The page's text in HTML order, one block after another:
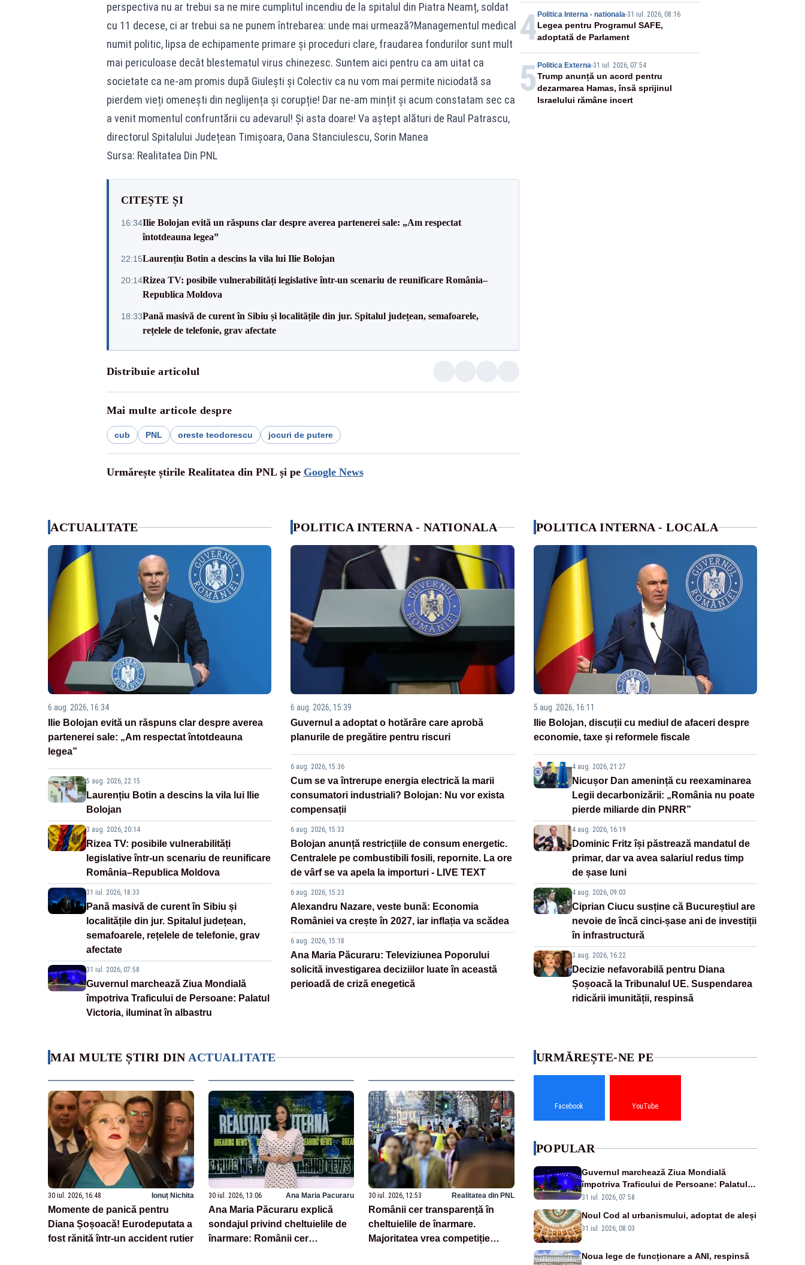
perspectiva nu ar trebui sa ne mire cumplitul incendiu de la spitalul din Piatra Neamț, soldat
cu 11 decese, ci ar trebui sa ne punem întrebarea: unde mai urmează?Managementul medical
numit politic, lipsa de echipamente primare și proceduri clare, fraudarea fondurilor sunt mult
mai periculoase decât blestematul virus chinezesc. Suntem aici pentru ca am uitat ca
societate ca ne-am promis după Giulești și Colectiv ca nu vom mai permite niciodată sa
pierdem vieți omenești din neglijența și corupție! Dar ne-am mințit și acum constatam sec ca
a venit momentul confruntării cu adevarul! Și asta doare! Va aștept alături de Raul Patrascu,
directorul Spitalului Județean Timișoara, Oana Stanciulescu, Sorin Manea
Sursa: Realitatea Din PNL
CITEȘTE ȘI
16:34Ilie Bolojan evită un răspuns clar despre averea partenerei sale: „Am respectat
întotdeauna legea”
22:15Laurențiu Botin a descins la vila lui Ilie Bolojan
20:14Rizea TV: posibile vulnerabilități legislative într-un scenariu de reunificare România–
Republica Moldova
18:33Pană masivă de curent în Sibiu și localitățile din jur. Spitalul județean, semafoarele,
rețelele de telefonie, grav afectate
Distribuie articolul
Mai multe articole despre
cub PNL oreste teodorescu jocuri de putere
Urmărește știrile Realitatea din PNL și pe Google News
4 Politica Interna - nationala-31 iul. 2026, 08:16
Legea pentru Programul SAFE,
adoptată de Parlament
5 Politica Externa-31 iul. 2026, 07:54
Trump anunță un acord pentru
dezarmarea Hamas, însă sprijinul
Israelului rămâne incert
ACTUALITATE
6 aug. 2026, 16:34
Ilie Bolojan evită un răspuns clar despre averea
partenerei sale: „Am respectat întotdeauna
legea”
5 aug. 2026, 22:15
Laurențiu Botin a descins la vila lui Ilie
Bolojan
3 aug. 2026, 20:14
Rizea TV: posibile vulnerabilități
legislative într-un scenariu de reunificare
România–Republica Moldova
31 iul. 2026, 18:33
Pană masivă de curent în Sibiu și
localitățile din jur. Spitalul județean,
semafoarele, rețelele de telefonie, grav
afectate
31 iul. 2026, 07:58
Guvernul marchează Ziua Mondială
împotriva Traficului de Persoane: Palatul
Victoria, iluminat în albastru
POLITICA INTERNA - NATIONALA
6 aug. 2026, 15:39
Guvernul a adoptat o hotărâre care aprobă
planurile de pregătire pentru riscuri
6 aug. 2026, 15:36
Cum se va întrerupe energia electrică la marii
consumatori industriali? Bolojan: Nu vor exista
compensații
6 aug. 2026, 15:33
Bolojan anunță restricțiile de consum energetic.
Centralele pe combustibili fosili, repornite. La ore
de vârf se va apela la importuri - LIVE TEXT
6 aug. 2026, 15:23
Alexandru Nazare, veste bună: Economia
României va crește în 2027, iar inflația va scădea
6 aug. 2026, 15:18
Ana Maria Păcuraru: Televiziunea Poporului
solicită investigarea deciziilor luate în această
perioadă de criză enegetică
POLITICA INTERNA - LOCALA
5 aug. 2026, 16:11
Ilie Bolojan, discuții cu mediul de afaceri despre
economie, taxe și reformele fiscale
4 aug. 2026, 21:27
Nicușor Dan amenință cu reexaminarea
Legii decarbonizării: „România nu poate
pierde miliarde din PNRR”
4 aug. 2026, 16:19
Dominic Fritz își păstrează mandatul de
primar, dar va avea salariul redus timp
de șase luni
4 aug. 2026, 09:03
Ciprian Ciucu susține că Bucureștiul are
nevoie de încă cinci-șase ani de investiții
în infrastructură
3 aug. 2026, 16:22
Decizie nefavorabilă pentru Diana
Șoșoacă la Tribunalul UE. Suspendarea
ridicării imunității, respinsă
MAI MULTE ȘTIRI DIN ACTUALITATE
30 iul. 2026, 16:48 Ionuț Nichita
Momente de panică pentru
Diana Șoșoacă! Eurodeputata a
fost rănită într-un accident rutier
30 iul. 2026, 13:06 Ana Maria Pacuraru
Ana Maria Păcuraru explică
sondajul privind cheltuielile de
înarmare: Românii cer
30 iul. 2026, 12:53 Realitatea din PNL
Românii cer transparență în
cheltuielile de înarmare.
Majoritatea vrea competiție
URMĂREȘTE-NE PE
Facebook YouTube
POPULAR
Guvernul marchează Ziua Mondială
împotriva Traficului de Persoane: Palatul
Victoria, iluminat în albastru
31 iul. 2026, 07:58
Noul Cod al urbanismului, adoptat de aleși
31 iul. 2026, 08:03
Noua lege de funcționare a ANI, respinsă